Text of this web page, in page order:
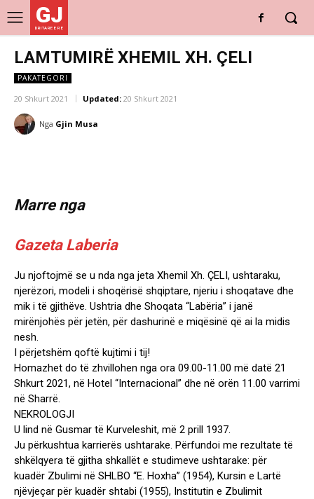
GJ
DRITARE E RE
LAMTUMIRË XHEMIL XH. ÇELI
PAKATEGORI
20 Shkurt 2021 Updated: 20 Shkurt 2021
Nga Gjin Musa
Marre nga
Gazeta Laberia
Ju njoftojmë se u nda nga jeta Xhemil Xh. ÇELI, ushtaraku,
njerëzori, modeli i shoqërisë shqiptare, njeriu i shoqatave dhe
mik i të gjithëve. Ushtria dhe Shoqata “Labëria” i janë
mirënjohës për jetën, për dashurinë e miqësinë që ai la midis
nesh.
I përjetshëm qoftë kujtimi i tij!
Homazhet do të zhvillohen nga ora 09.00-11.00 më datë 21
Shkurt 2021, në Hotel “Internacional” dhe në orën 11.00 varrimi
në Sharrë.
NEKROLOGJI
U lind në Gusmar të Kurveleshit, më 2 prill 1937.
Ju përkushtua karrierës ushtarake. Përfundoi me rezultate të
shkëlqyera të gjitha shkallët e studimeve ushtarake: për
kuadër Zbulimi në SHLBO “E. Hoxha” (1954), Kursin e Lartë
njëvjeçar për kuadër shtabi (1955), Institutin e Zbulimit